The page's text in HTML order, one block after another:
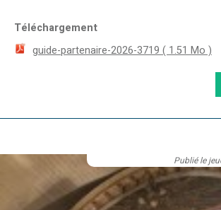
Téléchargement
guide-partenaire-2026-3719( 1.51 Mo )
Publié le